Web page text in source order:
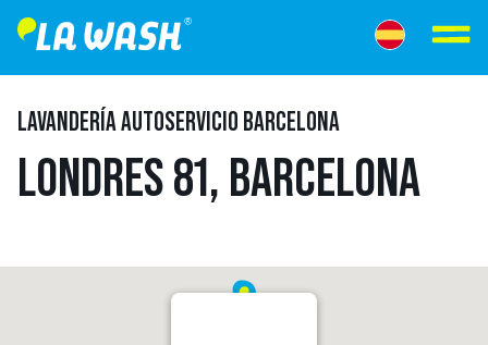
LAVANDERÍA AUTOSERVICIO BARCELONA
LONDRES 81, BARCELONA